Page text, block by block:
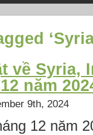
về Syria,
năm
9th, 2024
12 năm